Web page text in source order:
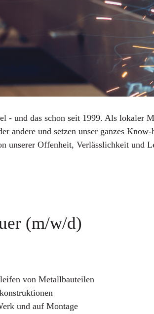
- und das schon seit 1999. Als lokaler
andere und setzen unser ganzes
unserer Offenheit, Verlässlichkeit und
(m/w/d)
von Metallbauteilen
und auf Montage